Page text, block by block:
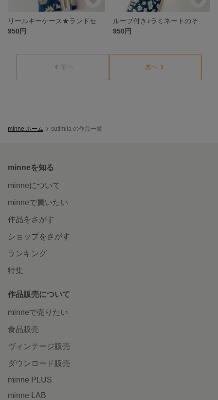
950円
950円
前へ 次へ
minne ホーム sutimila の作品一覧
minneを知る
minneについて
minneで買いたい
作品をさがす
ショップをさがす
ランキング
特集
作品販売について
minneで売りたい
食品販売
ヴィンテージ販売
ダウンロード販売
minne PLUS
minne LAB